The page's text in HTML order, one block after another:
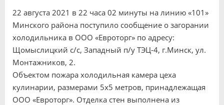
22 августа 2021 в 22 часа 02 минуты на линию «101»
Минского района поступило сообщение о загорании
холодильника в ООО «Евроторг» по адресу:
Щомыслицкий с/с, Западный п/у ТЭЦ-4, г.Минск, ул.
Монтажников, 2.
Объектом пожара холодильная камера цеха
кулинарии, размерами 5х5 метров, принадлежащая
ООО «Евроторг». Отделка стен выполнена из